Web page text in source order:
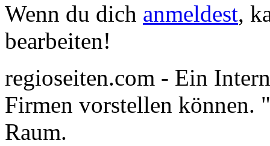
Wenn du dich anmeldest,
bearbeiten!
regioseiten.com - Ein
Firmen vorstellen können.
Raum.